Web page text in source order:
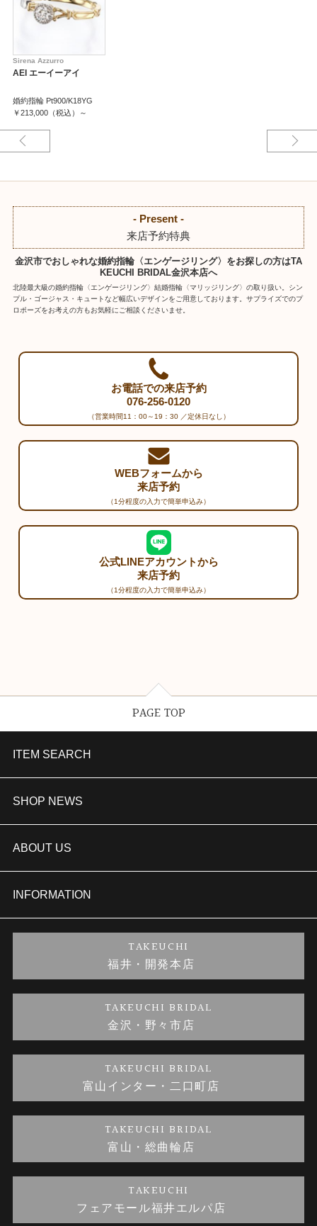
Sirena Azzurro
AEI エーイーアイ
婚約指輪 Pt900/K18YG
￥213,000（税込）～
- Present -
来店予約特典
金沢市でおしゃれな婚約指輪〈エンゲージリング〉をお探しの方はTA
KEUCHI BRIDAL金沢本店へ
北陸最大級の婚約指輪〈エンゲージリング〉結婚指輪〈マリッジリング〉の取り扱い。シン
プル・ゴージャス・キュートなど幅広いデザインをご用意しております。サプライズでのプ
ロポーズをお考えの方もお気軽にご相談くださいませ。
お電話での来店予約
076-256-0120
（営業時間11：00～19：30 ／定休日なし）
WEBフォームから
来店予約
（1分程度の入力で簡単申込み）
公式LINEアカウントから
来店予約
（1分程度の入力で簡単申込み）
PAGE TOP
ITEM SEARCH
婚約指輪
結婚指輪
セットリング
婚約ネックレス
金・プラチナのお取引
SHOP NEWS
TAKEUCHI BRIDAL金沢本店情報
商品一覧
ブランドリスト
金澤指輪工房｜手作りペアリング
金澤指輪工房｜手作り結婚指輪 and 婚約指輪
金澤指輪工房｜手作り婚約指輪プロポーズプラン
ABOUT US
会社概要
お客様の声
INFORMATION
プライバシーポリシー
TAKEUCHI
福井・開発本店
TAKEUCHI BRIDAL
金沢・野々市店
TAKEUCHI BRIDAL
富山インター・二口町店
TAKEUCHI BRIDAL
富山・総曲輪店
TAKEUCHI
フェアモール福井エルパ店